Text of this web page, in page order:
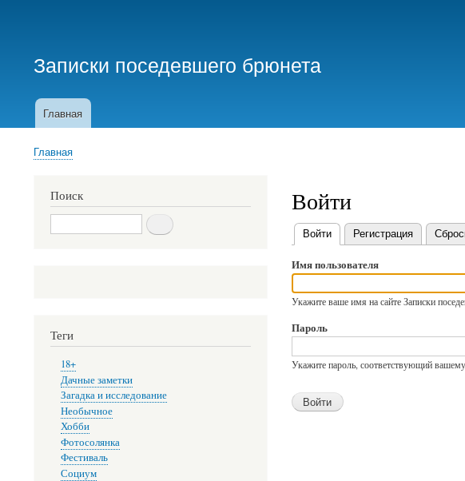
записи
Записки поседевшего брюнета
Основная
Главная
Строка
Главная
Войти
Главные
вкладки
Войти(активная вкладка)
Регистрация
Имя пользователя
Укажите ваше имя на сайте Записки
Пароль
Укажите пароль, соответствующий
Поиск
Поиск
Теги
18+
Дачные заметки
Загадка и исследование
Необычное
Хобби
Фотосолянка
Фестиваль
Социум